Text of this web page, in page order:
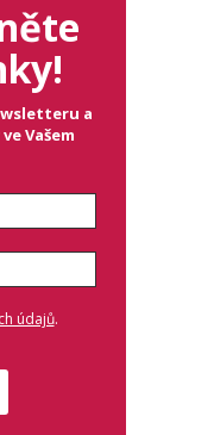
a
Vašem
údajů.